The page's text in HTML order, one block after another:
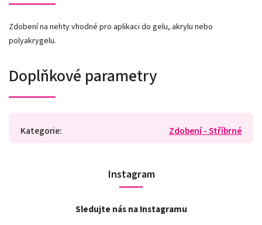
Zdobení na nehty vhodné pro aplikaci do gelu, akrylu nebo
polyakrygelu.
Doplňkové parametry
Kategorie: Zdobení - Stříbrné
Instagram
Sledujte nás na Instagramu